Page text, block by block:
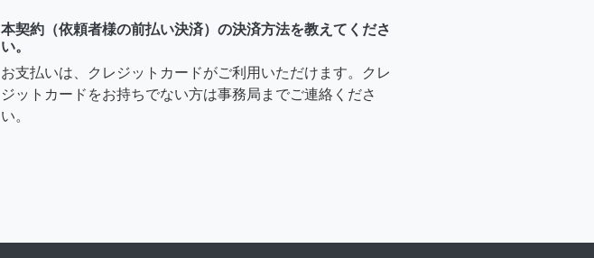
本契約（依頼者様の前払い決済）の決済方法を教えてくださ
い。
お支払いは、クレジットカードがご利用いただけます。クレ
ジットカードをお持ちでない方は事務局までご連絡くださ
い。